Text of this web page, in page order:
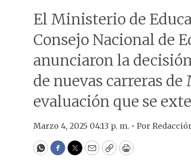
El Ministerio de
Consejo Nacional de
anunciaron la
de nuevas carreras
evaluación que se
Marzo 4, 2025 04:13 p. m. • Por
WhatsApp
Facebook
Twitter
EmailCopyPrint